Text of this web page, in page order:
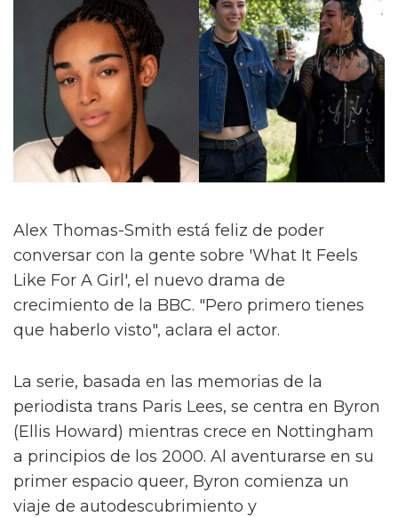
Alex Thomas-Smith está feliz de poder
conversar con la gente sobre 'What It Feels
Like For A Girl', el nuevo drama de
crecimiento de la BBC. "Pero primero tienes
que haberlo visto", aclara el actor.
La serie, basada en las memorias de la
periodista trans Paris Lees, se centra en Byron
(Ellis Howard) mientras crece en Nottingham
a principios de los 2000. Al aventurarse en su
primer espacio queer, Byron comienza un
viaje de autodescubrimiento y